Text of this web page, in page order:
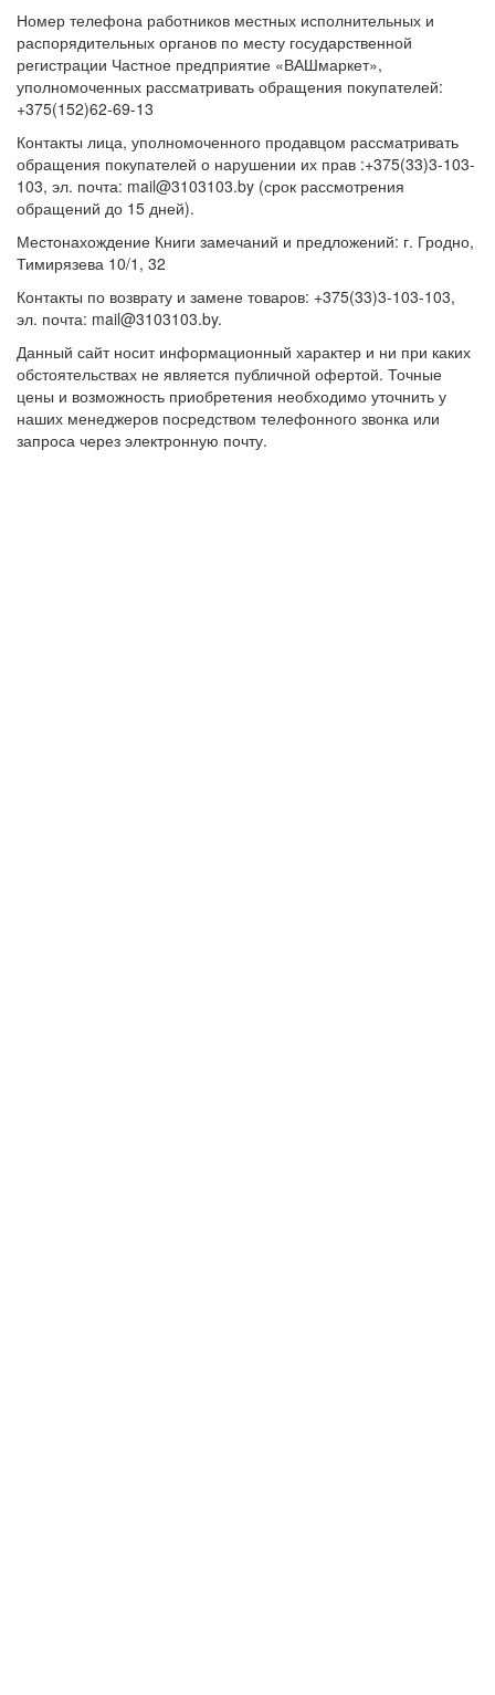
Номер телефона работников местных исполнительных и
распорядительных органов по месту государственной
регистрации Частное предприятие «ВАШмаркет»,
уполномоченных рассматривать обращения покупателей:
+375(152)62-69-13
Контакты лица, уполномоченного продавцом рассматривать
обращения покупателей о нарушении их прав :+375(33)3-103-
103, эл. почта: mail@3103103.by (срок рассмотрения
обращений до 15 дней).
Местонахождение Книги замечаний и предложений: г. Гродно,
Тимирязева 10/1, 32
Контакты по возврату и замене товаров: +375(33)3-103-103,
эл. почта: mail@3103103.by.
Данный сайт носит информационный характер и ни при каких
обстоятельствах не является публичной офертой. Точные
цены и возможность приобретения необходимо уточнить у
наших менеджеров посредством телефонного звонка или
запроса через электронную почту.